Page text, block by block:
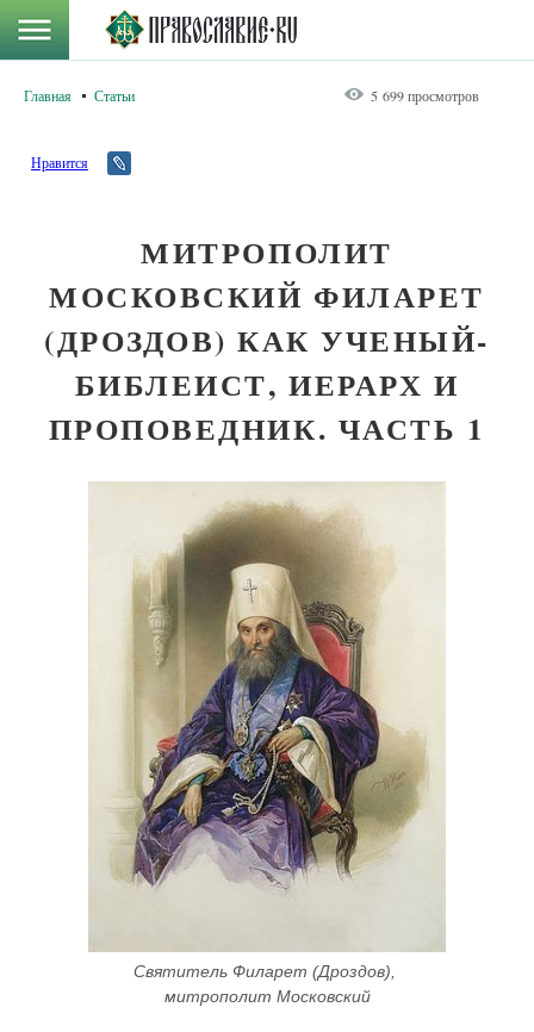
Главная Статьи 5 699 просмотров
Нравится
МИТРОПОЛИТ
МОСКОВСКИЙ ФИЛАРЕТ
(ДРОЗДОВ) КАК УЧЕНЫЙ-
БИБЛЕИСТ, ИЕРАРХ И
ПРОПОВЕДНИК. ЧАСТЬ 1
Святитель Филарет (Дроздов),
митрополит Московский